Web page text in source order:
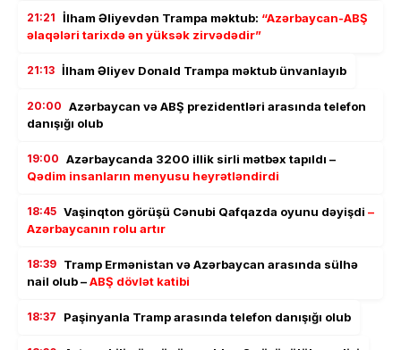
21:21 İlham Əliyevdən Trampa məktub: “Azərbaycan-ABŞ
əlaqələri tarixdə ən yüksək zirvədədir”
21:13 İlham Əliyev Donald Trampa məktub ünvanlayıb
20:00 Azərbaycan və ABŞ prezidentləri arasında telefon
danışığı olub
19:00 Azərbaycanda 3200 illik sirli mətbəx tapıldı –
Qədim insanların menyusu heyrətləndirdi
18:45 Vaşinqton görüşü Cənubi Qafqazda oyunu dəyişdi –
Azərbaycanın rolu artır
18:39 Tramp Ermənistan və Azərbaycan arasında sülhə
nail olub –ABŞ dövlət katibi
18:37 Paşinyanla Tramp arasında telefon danışığı olub